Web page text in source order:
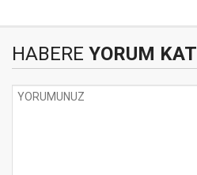
HABERE YORUM KAT